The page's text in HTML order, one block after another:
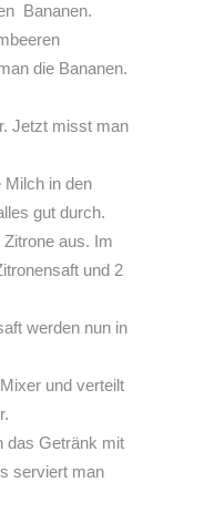
Bananen.
die Bananen.
Jetzt misst man
Milch in den
gut durch.
aus. Im
und 2
werden nun in
und verteilt
das Getränk mit
serviert man